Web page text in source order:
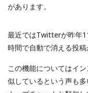
があります。
最近ではTwitterが昨年
時間で自動で消える投稿
この機能についてはイ
似しているという声も